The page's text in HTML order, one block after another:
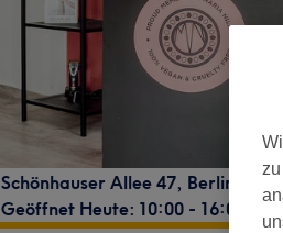
Schönhauser Allee 47, Berlin
Geöffnet Heute: 10:00 - 16:00